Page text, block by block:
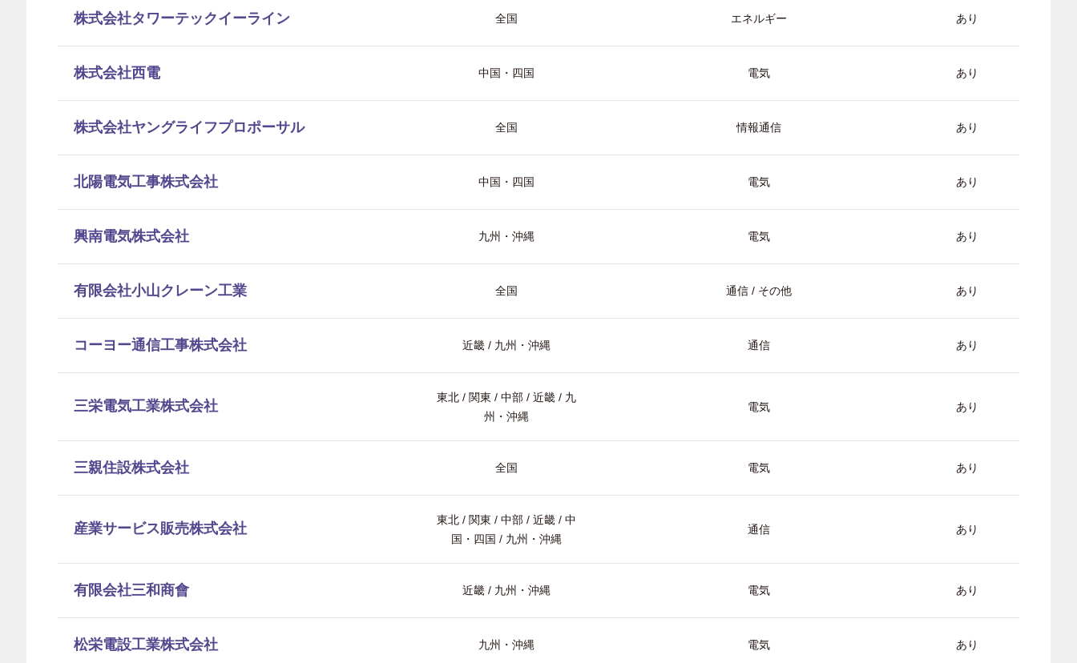
株式会社タワーテックイーライン 全国 エネルギー あり
株式会社西電 中国・四国 電気 あり
株式会社ヤングライフプロポーサル 全国 情報通信 あり
北陽電気工事株式会社 中国・四国 電気 あり
興南電気株式会社 九州・沖縄 電気 あり
有限会社小山クレーン工業 全国 通信 / その他 あり
コーヨー通信工事株式会社 近畿 / 九州・沖縄 通信 あり
三栄電気工業株式会社
東北 / 関東 / 中部 / 近畿 / 九
州・沖縄
電気 あり
三親住設株式会社 全国 電気 あり
産業サービス販売株式会社
東北 / 関東 / 中部 / 近畿 / 中
国・四国 / 九州・沖縄
通信 あり
有限会社三和商會 近畿 / 九州・沖縄 電気 あり
松栄電設工業株式会社 九州・沖縄 電気 あり